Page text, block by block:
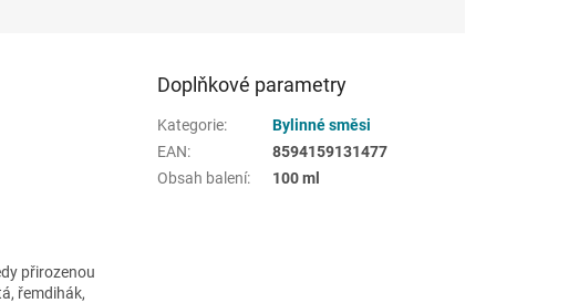
přirozenou
řemdihák,
Doplňkové parametry
Kategorie:
Bylinné směsi
EAN:
8594159131477
Obsah balení: 100 ml